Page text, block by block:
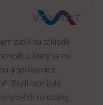
zvolil na základě
webu, který se mi
a spolupráce
Realizace byla
na otázky,